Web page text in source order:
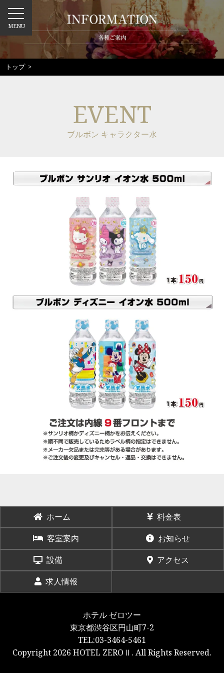
MENU
トップ>
EVENT
ブルボン キャラクター水
ホーム
料金表
客室案内
お知らせ
設備
アクセス
求人情報
ホテル ゼロツー
東京都渋谷区円山町7-2
TEL:03-3464-5461
Copyright 2026 HOTEL ZEROⅡ. All Rights Reserved.